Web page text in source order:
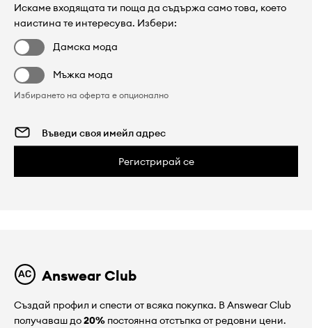
Искаме входящата ти поща да съдържа само това, което
наистина те интересува. Избери:
Дамска мода
Мъжка мода
Избирането на оферта е опционално
Регистрирай се
Answear Club
Създай профил и спести от всяка покупка. В Answear Club
получаваш до20% постоянна отстъпка от редовни цени.